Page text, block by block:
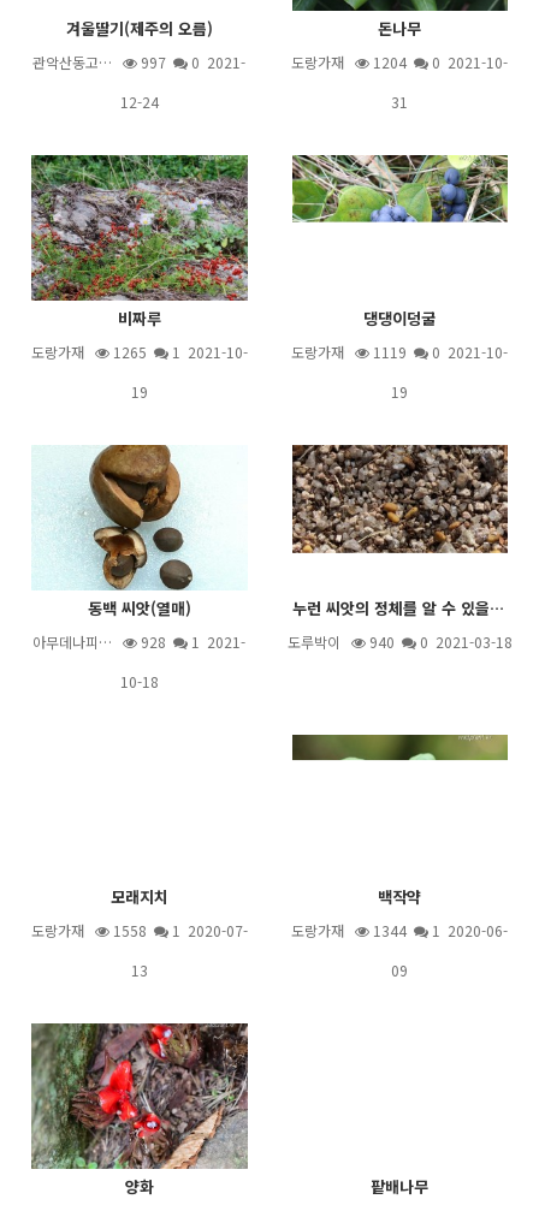
겨울딸기(제주의 오름)
관악산동고… 997
0 2021-
12-24
돈나무
도랑가재 1204
0 2021-10-
31
비짜루
도랑가재 1265 1 2021-10-
19
댕댕이덩굴
도랑가재 1119
0 2021-10-
19
동백 씨앗(열매)
아무데나피… 928 1 2021-
10-18
누런 씨앗의 정체를 알 수 있을까요?
도루박이 940 0 2021-03-18
모래지치
도랑가재 1558 1 2020-07-
13
백작약
도랑가재 1344 1 2020-06-
09
양화 팥배나무